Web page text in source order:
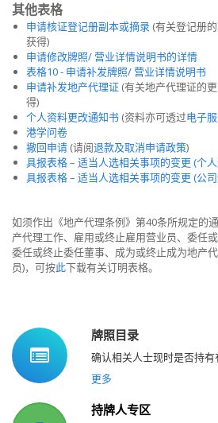
其他表格
申请核证登记册副本或摘录 (有关登记册
获得)
申请修改牌照/ 营业详情说明书的详情
表格10 - 申请补发牌照/ 营业详情说明书
申请补发地产代理证 (有关地产代理证的
得)
个人资料更改通知书 (资料亦可透过电子
港学问卷
撤回申请 (请阅退款及取消申请政策)
具报表格 – 适当人选相关事项的变更 (个
具报表格 – 适当人选相关事项的变更 (公
如须作出《地产代理条例》第40条所规定的
产代理工作、雇用或终止雇用营业员、委任或
委任或终止委任董事、成为或终止成为地产
员)，可按此下载有关订明表格。
牌照目录
确认相关人士现时是否持
更多
持牌人专区